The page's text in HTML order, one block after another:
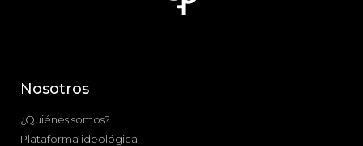
Nosotros
¿Quiénes somos?
Plataforma ideológica